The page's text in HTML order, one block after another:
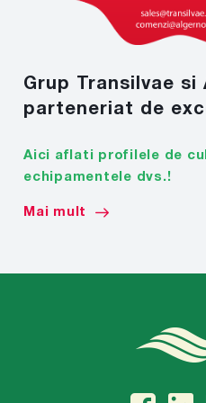
Grup Transilvae si
parteneriat de
Aici aflati profilele de
echipamentele dvs.!
Mai mult